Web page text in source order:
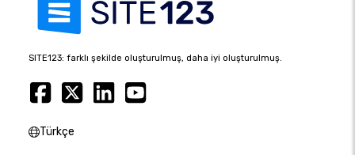
SITE123: farklı şekilde oluşturulmuş, daha iyi oluşturulmuş.
Türkçe